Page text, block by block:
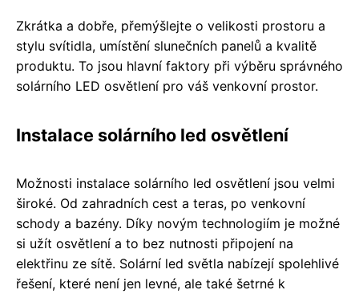
Zkrátka a dobře, přemýšlejte o velikosti prostoru a
stylu svítidla, umístění slunečních panelů a kvalitě
produktu. To jsou hlavní faktory při výběru správného
solárního LED osvětlení pro váš venkovní prostor.
Instalace solárního led osvětlení
Možnosti instalace solárního led osvětlení jsou velmi
široké. Od zahradních cest a teras, po venkovní
schody a bazény. Díky novým technologiím je možné
si užít osvětlení a to bez nutnosti připojení na
elektřinu ze sítě. Solární led světla nabízejí spolehlivé
řešení, které není jen levné, ale také šetrné k